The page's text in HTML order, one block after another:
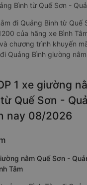
Bình từ Quế Sơn -
đi Quảng Bình từ Quế
của hãng xe Bình
chương trình khuyến
Quảng Bình giường
1 xe giường
Quế Sơn -
nay 08/2026
nằm Quế Sơn -
Tâm